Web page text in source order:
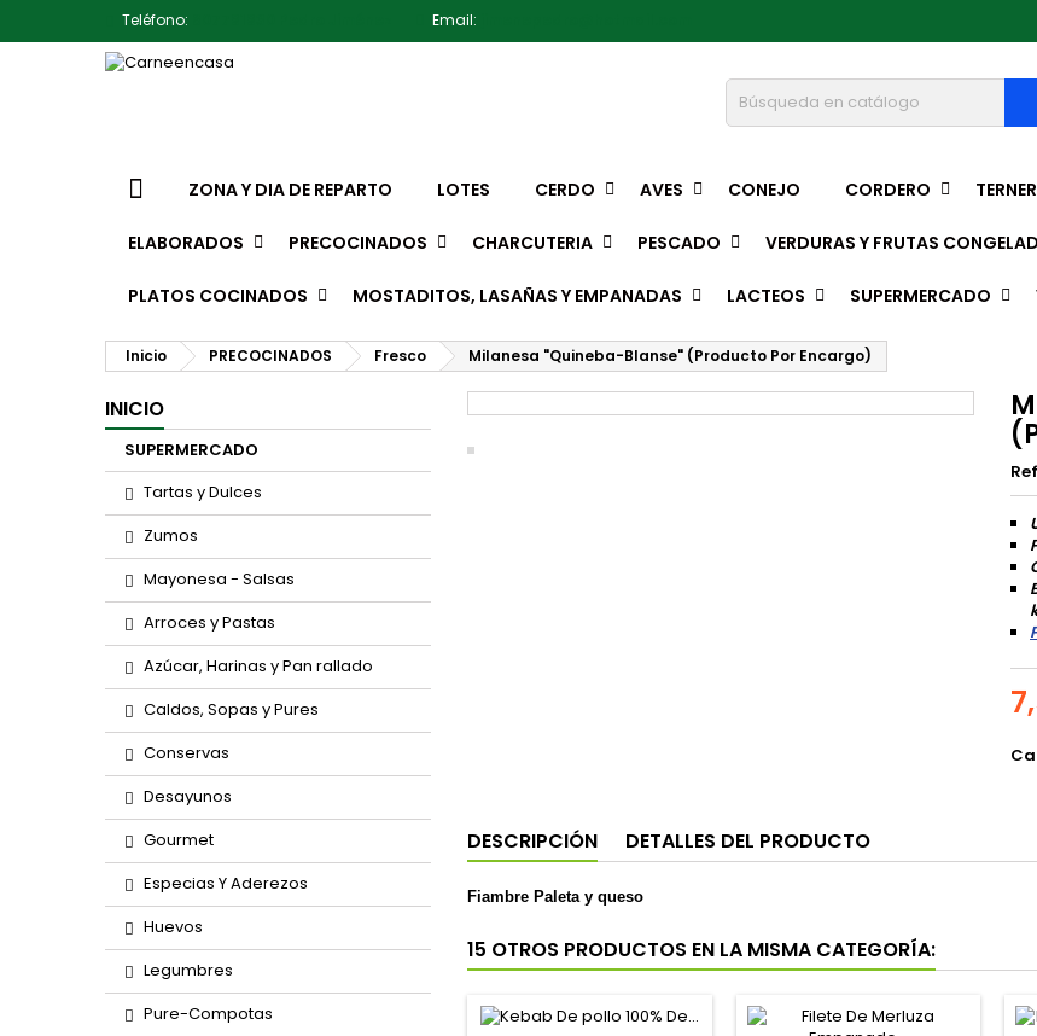
Teléfono: Email:
ZONA Y DIA DE REPARTO LOTES CERDO AVES CONEJO CORDERO
ELABORADOS PRECOCINADOS CHARCUTERIA PESCADO VERDURAS Y FRUTAS
PLATOS COCINADOS MOSTADITOS, LASAÑAS Y EMPANADAS LACTEOS SUPERMERCADO
Inicio PRECOCINADOS Fresco Milanesa "Quineba-Blanse" (Producto Por Encargo)
INICIO
SUPERMERCADO
Tartas y Dulces
Zumos
Mayonesa - Salsas
Arroces y Pastas
Azúcar, Harinas y Pan rallado
Caldos, Sopas y Pures
Conservas
Desayunos
Gourmet
Especias Y Aderezos
Huevos
Legumbres
Pure-Compotas
DESCRIPCIÓN DETALLES DEL PRODUCTO
Fiambre Paleta y queso
15 OTROS PRODUCTOS EN LA MISMA CATEGORÍA: